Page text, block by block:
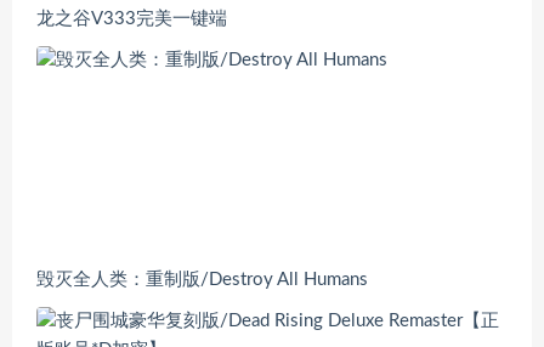
龙之谷V333完美一键端
毁灭全人类：重制版/Destroy All Humans